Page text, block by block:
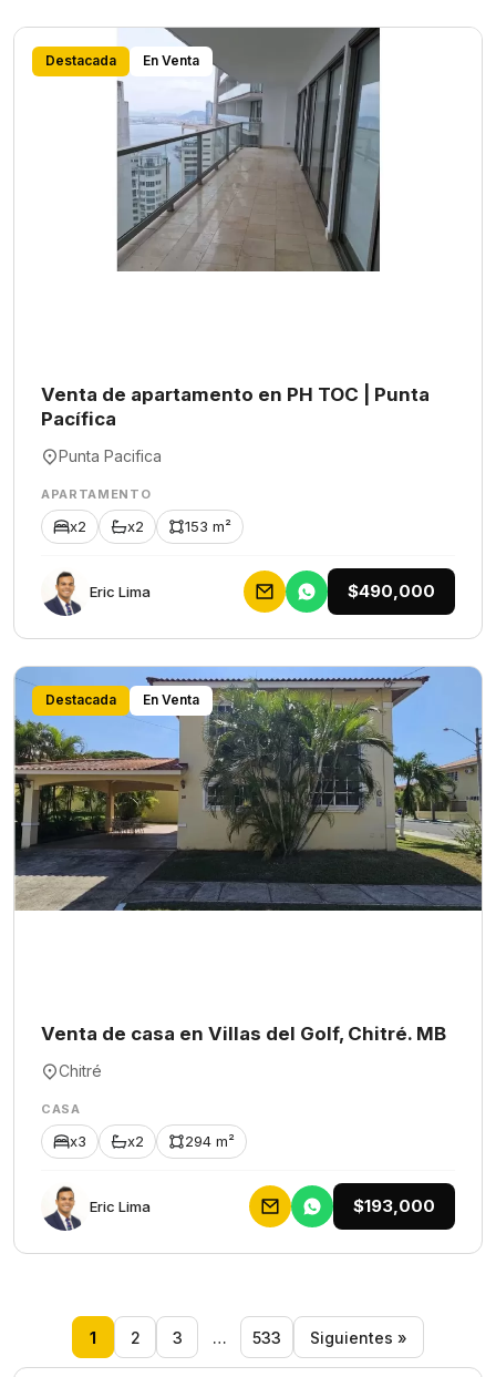
Destacada En Venta
Venta de apartamento en PH TOC | Punta
Pacífica
Punta Pacifica
APARTAMENTO
x2 x2 153 m²
Eric Lima $490,000
Destacada En Venta
Venta de casa en Villas del Golf, Chitré. MB
Chitré
CASA
x3 x2 294 m²
Eric Lima $193,000
1 2 3 … 533 Siguientes »